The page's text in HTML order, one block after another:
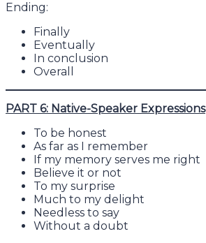
Ending:
Finally
Eventually
In conclusion
Overall
PART 6: Native-Speaker Expressions
To be honest
As far as I remember
If my memory serves me right
Believe it or not
To my surprise
Much to my delight
Needless to say
Without a doubt